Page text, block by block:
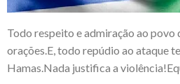
Todo respeito e admiração ao povo
orações.E, todo repúdio ao ataque
Hamas.Nada justifica a